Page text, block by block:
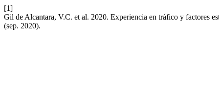
[1]
Gil de Alcantara, V.C. et al. 2020. Experiencia en tráfico y factores
(sep. 2020).